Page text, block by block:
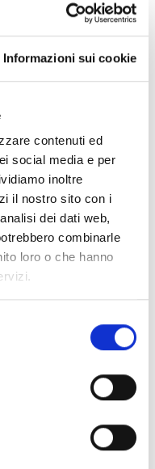
Informazioni sui cookie
contenuti ed
social media e per
inoltre
il nostro sito con i
dei dati web,
combinarle
loro o che hanno
(47)
os conteúdos